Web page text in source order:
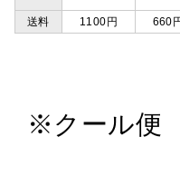
送料
1100円 660
※クール便